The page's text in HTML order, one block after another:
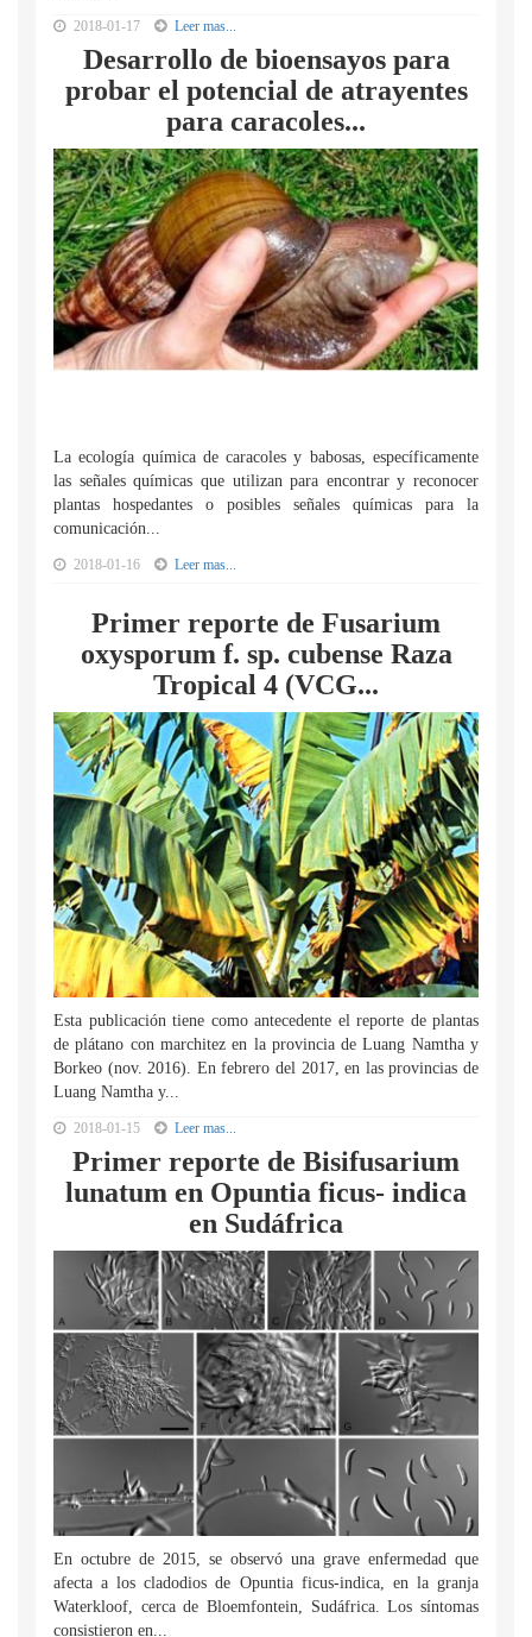
2018-01-17 Leer mas...
Desarrollo de bioensayos para
probar el potencial de atrayentes
para caracoles...
La ecología química de caracoles y babosas, específicamente
las señales químicas que utilizan para encontrar y reconocer
plantas hospedantes o posibles señales químicas para la
comunicación...
2018-01-16 Leer mas...
Primer reporte de Fusarium
oxysporum f. sp. cubense Raza
Tropical 4 (VCG...
Esta publicación tiene como antecedente el reporte de plantas
de plátano con marchitez en la provincia de Luang Namtha y
Borkeo (nov. 2016). En febrero del 2017, en las provincias de
Luang Namtha y...
2018-01-15 Leer mas...
Primer reporte de Bisifusarium
lunatum en Opuntia ficus- indica
en Sudáfrica
En octubre de 2015, se observó una grave enfermedad que
afecta a los cladodios de Opuntia ficus-indica, en la granja
Waterkloof, cerca de Bloemfontein, Sudáfrica. Los síntomas
consistieron en...